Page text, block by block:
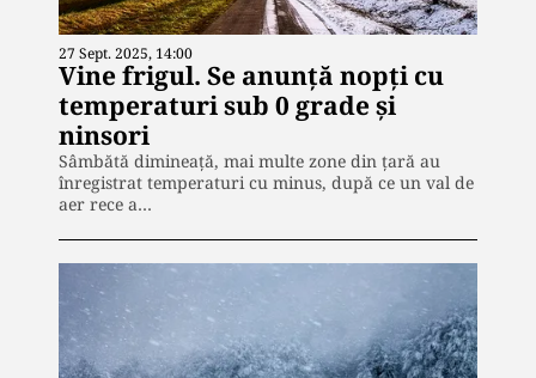
27 Sept. 2025, 14:00
Vine frigul. Se anunţă nopţi cu
temperaturi sub 0 grade şi
ninsori
Sâmbătă dimineață, mai multe zone din țară au
înregistrat temperaturi cu minus, după ce un val de
aer rece a…